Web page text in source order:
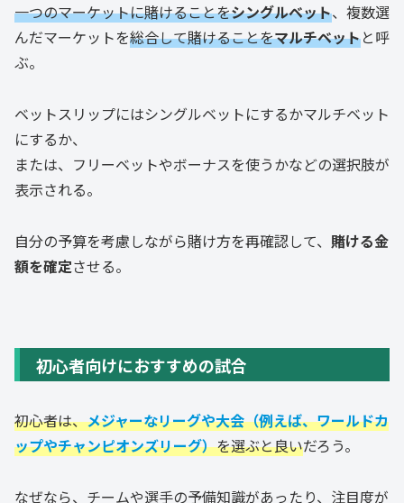
一つのマーケットに賭けることをシングルベット、複数選
んだマーケットを総合して賭けることをマルチベットと呼
ぶ。
ベットスリップにはシングルベットにするかマルチベット
にするか、
または、フリーベットやボーナスを使うかなどの選択肢が
表示される。
自分の予算を考慮しながら賭け方を再確認して、 賭ける金
額を確定させる。
初心者向けにおすすめの試合
初心者は、メジャーなリーグや大会（例えば、ワールドカ
ップやチャンピオンズリーグ）を選ぶと良いだろう。
なぜなら、チームや選手の予備知識があったり、注目度が